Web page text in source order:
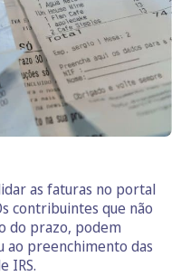
as faturas no portal
contribuintes que não
do prazo, podem
ao preenchimento das
IRS.